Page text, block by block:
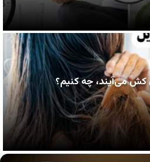
کش می‌آیند، چه کنیم؟